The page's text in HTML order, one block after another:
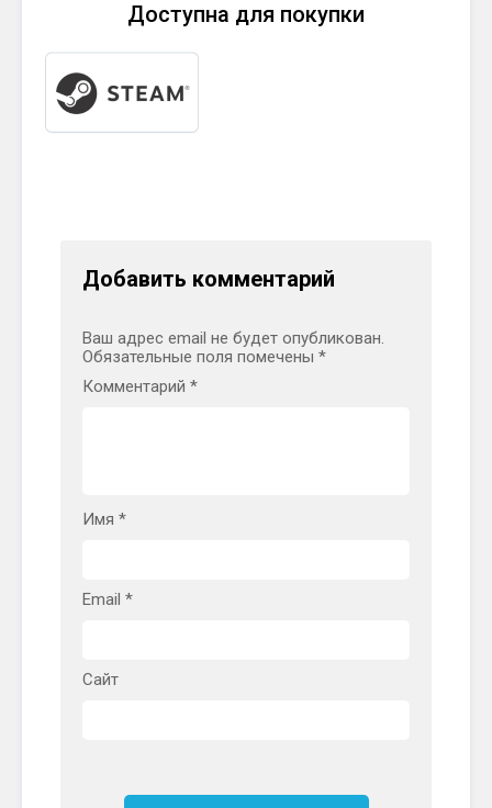
Доступна для покупки
Добавить комментарий
Ваш адрес email не будет опубликован.
Обязательные поля помечены *
Комментарий *
Имя *
Email *
Сайт